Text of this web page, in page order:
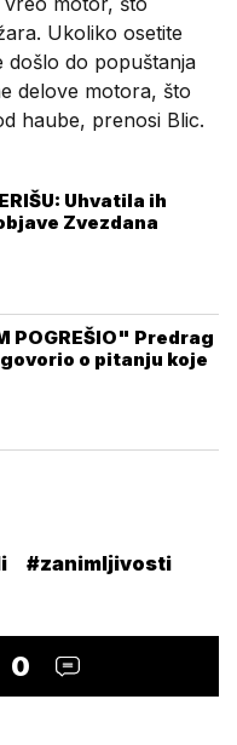
Ukoliko osetite
došlo do popuštanja
delove motora, što
haube, prenosi Blic.
Uhvatila ih
Zvezdana
POGREŠIO" Predrag
o pitanju koje
#zanimljivosti
0